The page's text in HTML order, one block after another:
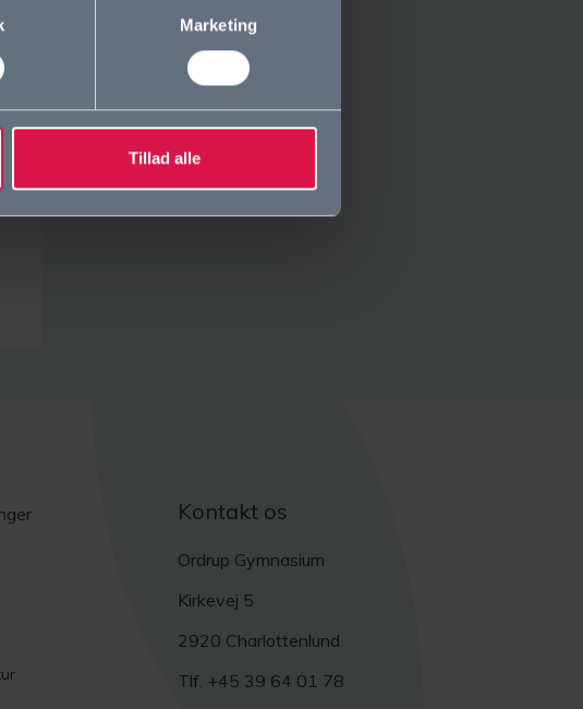
Marketing
Tillad alle
Kontakt os
Ordrup Gymnasium
Kirkevej 5
2920 Charlottenlund
Tlf. +45 39 64 01 78